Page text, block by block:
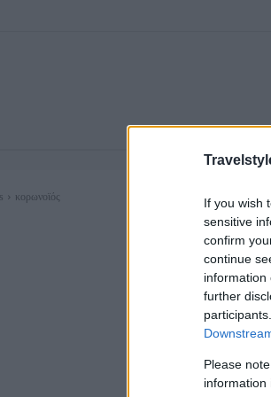
If you wish
sensitive
confirm
continue
information
further
Please
information
κορωνοϊός